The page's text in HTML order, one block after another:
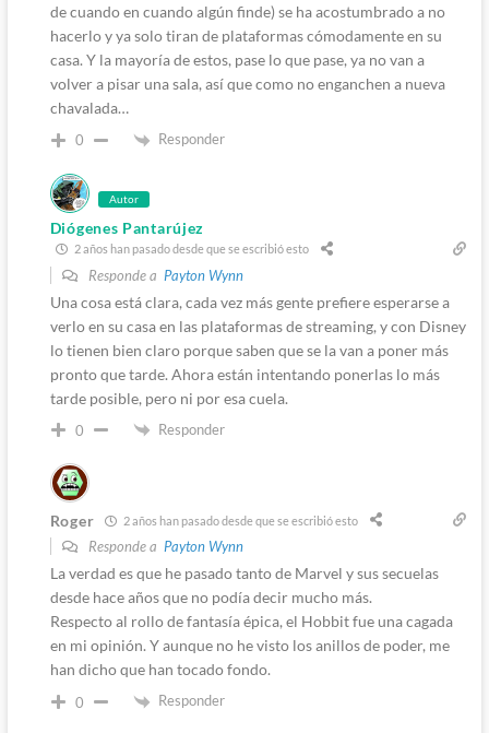
de cuando en cuando algún finde) se ha acostumbrado a no
hacerlo y ya solo tiran de plataformas cómodamente en su
casa. Y la mayoría de estos, pase lo que pase, ya no van a
volver a pisar una sala, así que como no enganchen a nueva
chavalada…
0 Responder
Autor
Diógenes Pantarújez
2 años han pasado desde que se escribió esto
Responde a Payton Wynn
Una cosa está clara, cada vez más gente prefiere esperarse a
verlo en su casa en las plataformas de streaming, y con Disney
lo tienen bien claro porque saben que se la van a poner más
pronto que tarde. Ahora están intentando ponerlas lo más
tarde posible, pero ni por esa cuela.
0 Responder
Roger 2 años han pasado desde que se escribió esto
Responde a Payton Wynn
La verdad es que he pasado tanto de Marvel y sus secuelas
desde hace años que no podía decir mucho más.
Respecto al rollo de fantasía épica, el Hobbit fue una cagada
en mi opinión. Y aunque no he visto los anillos de poder, me
han dicho que han tocado fondo.
0 Responder